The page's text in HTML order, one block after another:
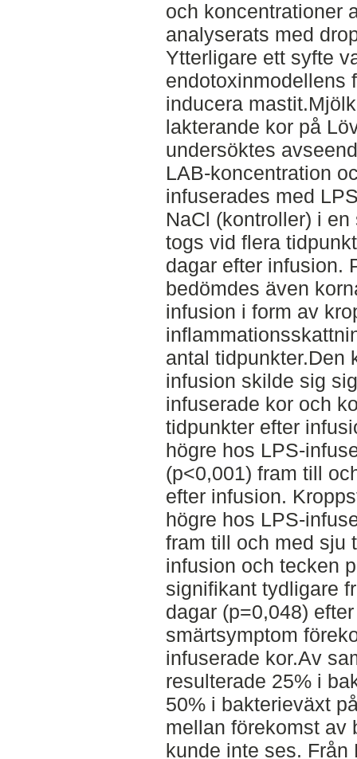
och koncentrationer
analyserats med
Ytterligare ett syfte
endotoxinmodellens
inducera
lakterande kor på
undersöktes
LAB-koncentration
infuserades med
NaCl (kontroller) i
togs vid flera
dagar efter infusion.
bedömdes även
infusion i form av
antal tidpunkter.Den
infusion skilde sig
infuserade kor och
tidpunkter efter
högre hos LPS-
(p<0,001) fram till
efter infusion.
högre hos LPS-
fram till och med sju
infusion och tecken
signifikant tydligare
dagar (p=0,048)
smärtsymptom
infuserade kor.Av
resulterade 25% i
50% i bakterieväxt
mellan förekomst av
kunde inte ses. Från